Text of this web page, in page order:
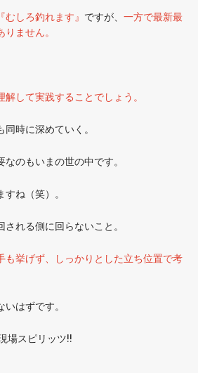
『むしろ釣れます』 ですが、 一方で最新最
ません。
して実践することでしょう。
時に深めていく。
なのもいまの世の中です。
ね（笑）。
れる側に回らないこと。
も挙げず、しっかりとした立ち位置で考
はずです。
場スピリッツ!!